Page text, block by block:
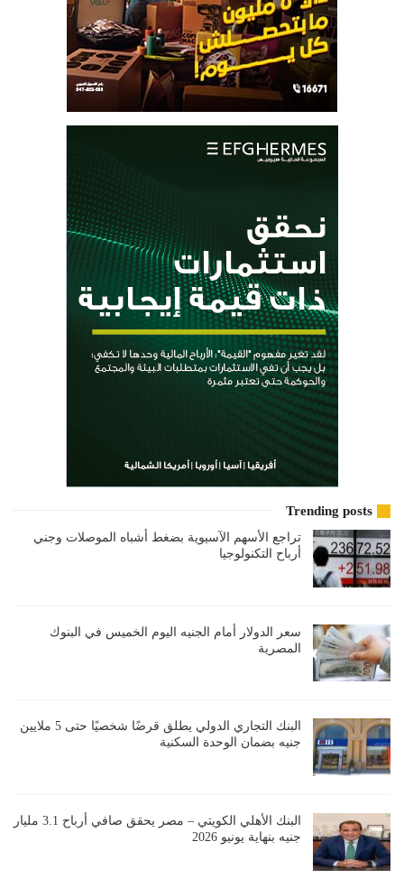
Trending posts
تراجع الأسهم الآسيوية بضغط أشباه الموصلات وجني
أرباح التكنولوجيا
سعر الدولار أمام الجنيه اليوم الخميس في البنوك
المصرية
البنك التجاري الدولي يطلق قرضًا شخصيًا حتى 5 ملايين
جنيه بضمان الوحدة السكنية
البنك الأهلي الكويتي – مصر يحقق صافي أرباح 3.1 مليار
جنيه بنهاية يونيو 2026